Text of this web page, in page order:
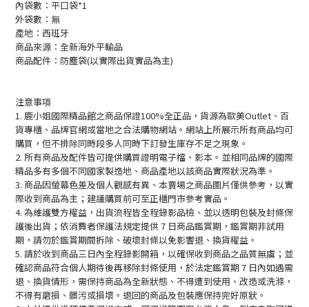
內袋數：平口袋*1
外袋數：無
產地：西班牙
商品來源：全新海外平輸品
商品配件：防塵袋(以實際出貨實品為主)
注意事項
1. 鹿小姐國際精品館之商品保證100%全正品，貨源為歐美Outlet、百
貨專櫃、品牌官網或當地之合法購物網站。網站上所展示所有商品均可
購買，但不排除同時段多人同時下訂發生庫存不足之現象。
2. 所有商品及配件皆可提供購買證明電子檔、影本。並相同品牌的國際
精品多有多個不同國家製造地、商品產地以該商品實際狀況為準。
3. 商品因螢幕色差及個人觀感有異、本賣場之商品圖片僅供參考，以實
際收到商品為主；建議購買前可至正櫃門市參考實品。
4. 為維護雙方權益，出貨流程皆全程錄影品檢、並以透明包裝及封條保
護後出貨；依消費者保護法規定提供 7 日商品鑑賞期，鑑賞期非試用
期，請勿於鑑賞期間拆除、破壞封條以免影響退、換貨權益。
5. 請於收到商品三日內全程錄影開箱，以確保收到商品之品質無虞；並
確認商品符合個人期待後再移除封條使用，於法定鑑賞期 7 日內如遇需
退、換貨情形，需保持商品為全新狀態、不得遭到使用、改造或洗滌，
不得有磨損、髒污或損壞。退回的商品及包裝應保持完好原狀。